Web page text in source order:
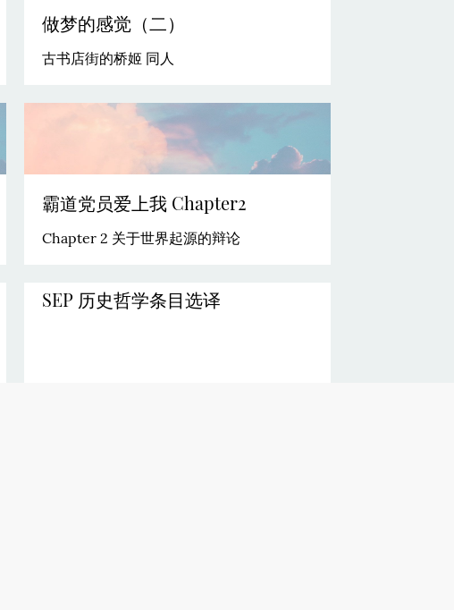
做梦的感觉（二）
古书店街的桥姬 同人
霸道党员爱上我 Chapter2
Chapter 2 关于世界起源的辩论
SEP 历史哲学条目选译